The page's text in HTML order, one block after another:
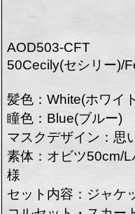
AOD503-CFT
50Cecily(セシリー)/
髪色：White(ホワイ
瞳色：Blue(ブルー)
マスクデザイン：思
素体：オビツ50cm/
様
セット内容：ジャケ